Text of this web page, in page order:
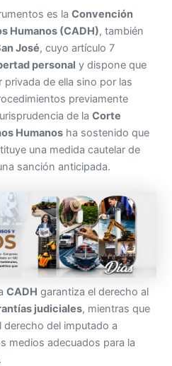
es laConvención
Humanos (CADH), también
José, cuyo artículo 7
personal y dispone que
de ella sino por las
previamente
de laCorte
Humanos ha sostenido que
una medida cautelar de
sanción anticipada.
CADH garantiza el derecho al
judiciales, mientras que
del imputado a
medios adecuados para la